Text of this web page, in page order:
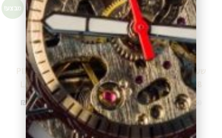
מבצע!
שעון פייר לנייר PIERRE
LANNIER 393B608
₪1,142.50
₪740.00
הוספה לסל
מבצע!
שעון פייר לנייר PIERRE
LANNIER 225D404
₪1,493.00
₪970.00
הוספה לסל